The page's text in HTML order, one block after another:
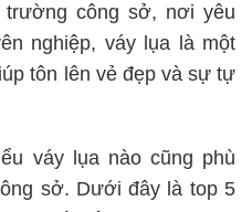
công sở, nơi yêu
nghiệp, váy lụa là một
tôn lên vẻ đẹp và sự tự
váy lụa nào cũng phù
sở. Dưới đây là top 5